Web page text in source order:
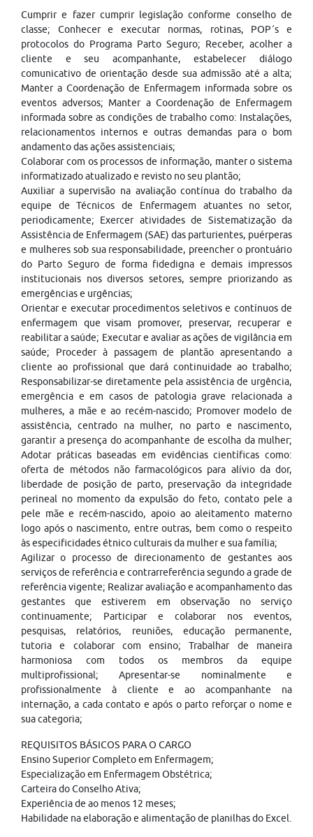
Cumprir e fazer cumprir legislação conforme conselho de
classe; Conhecer e executar normas, rotinas, POP´s e
protocolos do Programa Parto Seguro; Receber, acolher a
cliente e seu acompanhante, estabelecer diálogo
comunicativo de orientação desde sua admissão até a alta;
Manter a Coordenação de Enfermagem informada sobre os
eventos adversos; Manter a Coordenação de Enfermagem
informada sobre as condições de trabalho como: Instalações,
relacionamentos internos e outras demandas para o bom
andamento das ações assistenciais;
Colaborar com os processos de informação, manter o sistema
informatizado atualizado e revisto no seu plantão;
Auxiliar a supervisão na avaliação contínua do trabalho da
equipe de Técnicos de Enfermagem atuantes no setor,
periodicamente; Exercer atividades de Sistematização da
Assistência de Enfermagem (SAE) das parturientes, puérperas
e mulheres sob sua responsabilidade, preencher o prontuário
do Parto Seguro de forma fidedigna e demais impressos
institucionais nos diversos setores, sempre priorizando as
emergências e urgências;
Orientar e executar procedimentos seletivos e contínuos de
enfermagem que visam promover, preservar, recuperar e
reabilitar a saúde; Executar e avaliar as ações de vigilância em
saúde; Proceder à passagem de plantão apresentando a
cliente ao profissional que dará continuidade ao trabalho;
Responsabilizar-se diretamente pela assistência de urgência,
emergência e em casos de patologia grave relacionada a
mulheres, a mãe e ao recém-nascido; Promover modelo de
assistência, centrado na mulher, no parto e nascimento,
garantir a presença do acompanhante de escolha da mulher;
Adotar práticas baseadas em evidências científicas como:
oferta de métodos não farmacológicos para alívio da dor,
liberdade de posição de parto, preservação da integridade
perineal no momento da expulsão do feto, contato pele a
pele mãe e recém-nascido, apoio ao aleitamento materno
logo após o nascimento, entre outras, bem como o respeito
às especificidades étnico culturais da mulher e sua família;
Agilizar o processo de direcionamento de gestantes aos
serviços de referência e contrarreferência segundo a grade de
referência vigente; Realizar avaliação e acompanhamento das
gestantes que estiverem em observação no serviço
continuamente; Participar e colaborar nos eventos,
pesquisas, relatórios, reuniões, educação permanente,
tutoria e colaborar com ensino; Trabalhar de maneira
harmoniosa com todos os membros da equipe
multiprofissional; Apresentar-se nominalmente e
profissionalmente à cliente e ao acompanhante na
internação, a cada contato e após o parto reforçar o nome e
sua categoria;
REQUISITOS BÁSICOS PARA O CARGO
Ensino Superior Completo em Enfermagem;
Especialização em Enfermagem Obstétrica;
Carteira do Conselho Ativa;
Experiência de ao menos 12 meses;
Habilidade na elaboração e alimentação de planilhas do Excel.